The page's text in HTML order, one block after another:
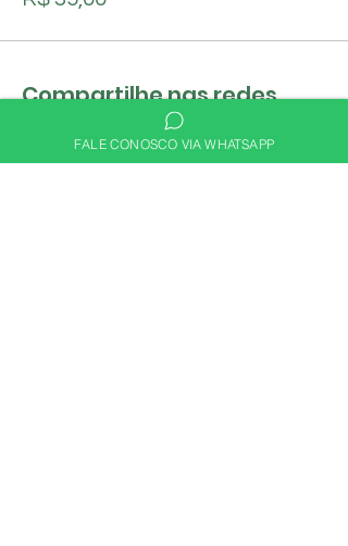
Compartilhe nas redes
FALE CONOSCO VIA WHATSAPP